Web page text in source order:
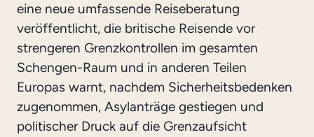
eine neue umfassende Reiseberatung
veröffentlicht, die britische Reisende vor
strengeren Grenzkontrollen im gesamten
Schengen-Raum und in anderen Teilen
Europas warnt, nachdem Sicherheitsbedenken
zugenommen, Asylanträge gestiegen und
politischer Druck auf die Grenzaufsicht